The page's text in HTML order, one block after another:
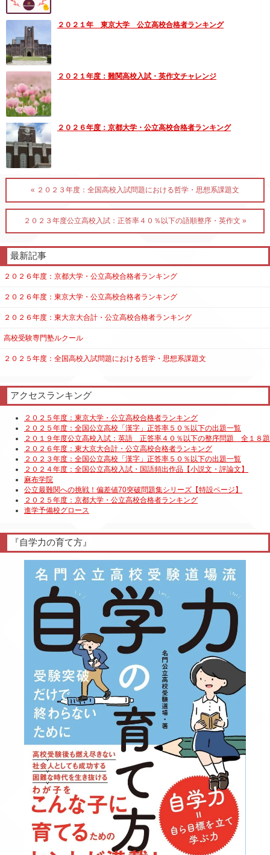
２０２１年 東京大学 公立高校合格者ランキング
２０２１年度：難関高校入試・英作文チャレンジ
２０２６年度：京都大学・公立高校合格者ランキング
« ２０２３年度：全国高校入試問題における哲学・思想系課題文
２０２３年度公立高校入試：正答率４０％以下の語順整序・英作文 »
最新記事
２０２６年度：京都大学・公立高校合格者ランキング
２０２６年度：東京大学・公立高校合格者ランキング
２０２６年度：東大京大合計・公立高校合格者ランキング
高校受験専門塾ルクール
２０２５年度：全国高校入試問題における哲学・思想系課題文
アクセスランキング
『自学力の育て方』